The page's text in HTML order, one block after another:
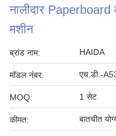
नालीदार Paperboard
मशीन
ब्रांड नाम: HAIDA
मॉडल नंबर: एच.डी.-
MOQ: 1 सेट
कीमत: बातचीत